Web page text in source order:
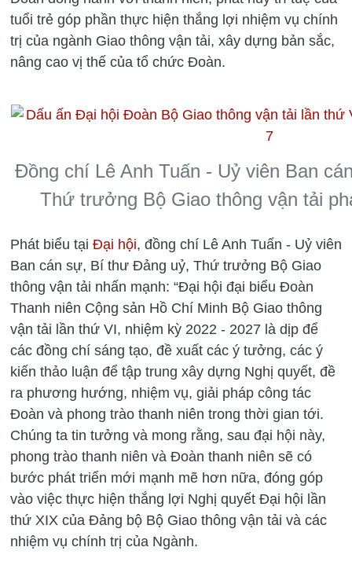
tuổi trẻ góp phần thực hiện thắng lợi nhiệm vụ chính
trị của ngành Giao thông vận tải, xây dựng bản sắc,
nâng cao vị thế của tổ chức Đoàn.
Đồng chí Lê Anh Tuấn - Uỷ viên Ban
Thứ trưởng Bộ Giao thông vận tải
Phát biểu tại Đại hội, đồng chí Lê Anh Tuấn - Uỷ viên
Ban cán sự, Bí thư Đảng uỷ, Thứ trưởng Bộ Giao
thông vận tải nhấn mạnh: “Đại hội đại biểu Đoàn
Thanh niên Cộng sản Hồ Chí Minh Bộ Giao thông
vận tải lần thứ VI, nhiệm kỳ 2022 - 2027 là dịp để
các đồng chí sáng tạo, đề xuất các ý tưởng, các ý
kiến thảo luận để tập trung xây dựng Nghị quyết, đề
ra phương hướng, nhiệm vụ, giải pháp công tác
Đoàn và phong trào thanh niên trong thời gian tới.
Chúng ta tin tưởng và mong rằng, sau đại hội này,
phong trào thanh niên và Đoàn thanh niên sẽ có
bước phát triển mới mạnh mẽ hơn nữa, đóng góp
vào việc thực hiện thắng lợi Nghị quyết Đại hội lần
thứ XIX của Đảng bộ Bộ Giao thông vận tải và các
nhiệm vụ chính trị của Ngành.